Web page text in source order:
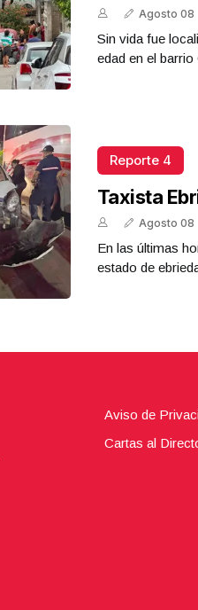
Agosto 08
Sin vida fue
edad en el
Reporte 4
Taxista
Agosto 08
En las últimas
estado de
Aviso de
Cartas al